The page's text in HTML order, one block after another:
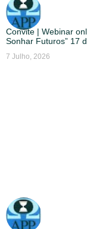
Convite | Webinar
Sonhar Futuros” 17
7 Julho, 2026